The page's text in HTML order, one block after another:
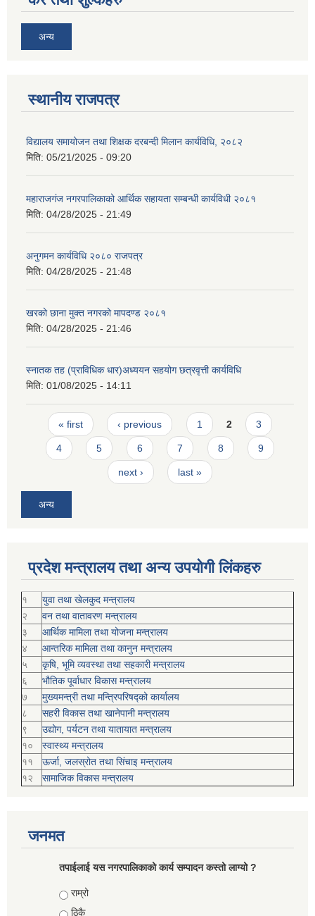
अन्य
स्थानीय राजपत्र
विद्यालय समायोजन तथा शिक्षक दरबन्दी मिलान कार्यविधि, २०८२
मिति: 05/21/2025 - 09:20
महाराजगंज नगरपालिकाको आर्थिक सहायता सम्बन्धी कार्यविधी २०८१
मिति: 04/28/2025 - 21:49
अनुगमन कार्यविधि २०८० राजपत्र
मिति: 04/28/2025 - 21:48
खरको छाना मुक्त नगरको मापदण्ड २०८१
मिति: 04/28/2025 - 21:46
स्नातक तह (प्राविधिक धार)अध्ययन सहयोग छत्रवृत्ती कार्यविधि
मिति: 01/08/2025 - 14:11
Pages
« first ‹ previous 1 2 3
4 5 6 7 8 9
next › last »
अन्य
प्रदेश मन्त्रालय तथा अन्य उपयोगी लिंकहरु
१
युवा तथा खेलकुद मन्त्रालय
२
वन तथा वातावरण मन्त्रालय
३
आर्थिक मामिला तथा योजना मन्त्रालय
४
आन्तरिक मामिला तथा कानुन मन्त्रालय
५
कृषि, भूमि व्यवस्था तथा सहकारी मन्त्रालय
६
भौतिक पूर्वाधार विकास मन्त्रालय
७
मुख्यमन्त्री तथा मन्त्रिपरिषद्को कार्यालय
८
सहरी विकास तथा खानेपानी मन्त्रालय
९
उद्योग, पर्यटन तथा यातायात मन्त्रालय
१०
स्वास्थ्य मन्त्रालय
११
ऊर्जा, जलस्रोत तथा सिंचाइ मन्त्रालय
१२
सामाजिक विकास मन्‍‍त्रालय
जनमत
तपाईलाई यस नगरपालिकाको कार्य सम्पादन कस्तो लाग्यो ?
Choices
राम्रो
ठिकै